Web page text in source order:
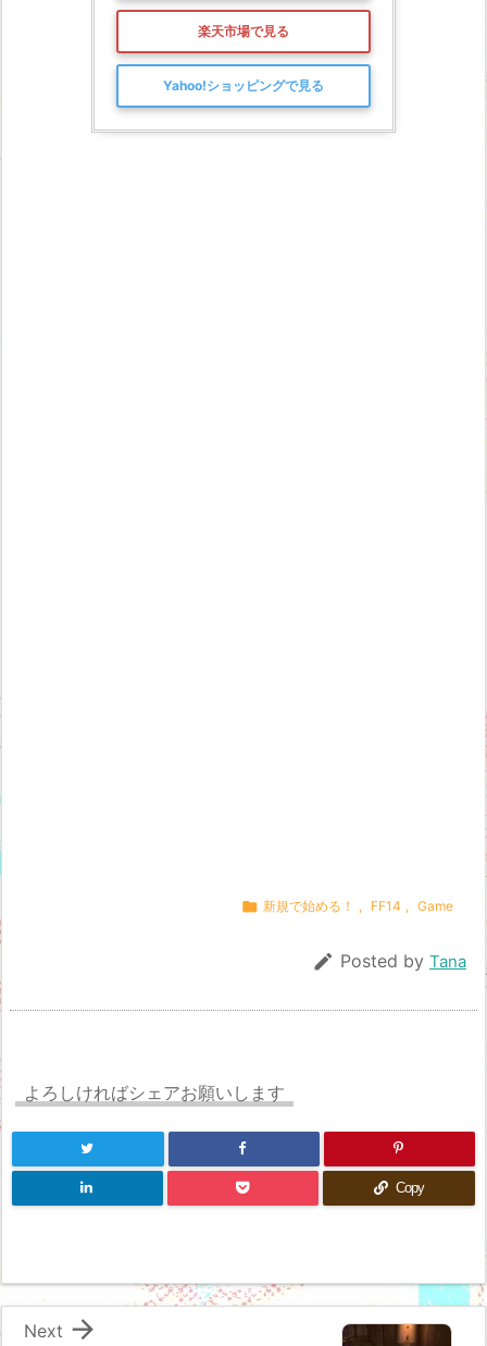
楽天市場で見る
Yahoo!ショッピングで見る
 新規で始める！ , FF14 , Game
 Posted by Tana
よろしければシェアお願いします
Copy

Next